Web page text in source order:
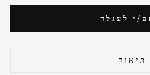
י לעגלה
תיאור